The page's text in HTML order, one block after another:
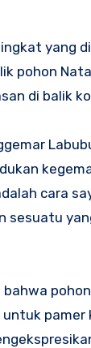
yang
pohon
di balik
cara
sesuatu
bahwa
pamer